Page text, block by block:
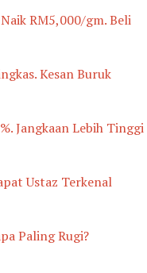
RM5,000/gm. Beli
Kesan Buruk
Jangkaan Lebih Tinggi
Ustaz Terkenal
Paling Rugi?